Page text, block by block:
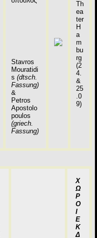
Stavros
Mouratidi
s (dtsch.
Fassung)
&
Petros
Apostolo
poulos
(griech.
Fassung)
Th
ea
ter
H
a
m
bu
rg
(2
4.
&
25
.0
9)
Χ
Ω
Ρ
Ο
Ι
Ε
Κ
Δ